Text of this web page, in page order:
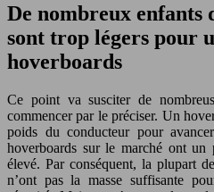
De nombreux enfants
sont trop légers pour
hoverboards
Ce point va susciter de
commencer par le préciser. Un
poids du conducteur pour
hoverboards sur le marché ont un
élevé. Par conséquent, la plupart
n’ont pas la masse suffisante